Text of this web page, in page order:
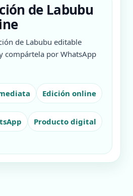
de Labubu
de Labubu editable
compártela por WhatsApp
Edición online
Producto digital